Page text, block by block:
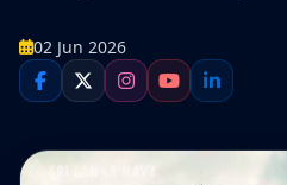
02 Jun 2026